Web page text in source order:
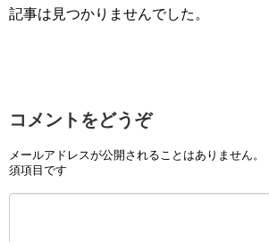
記事は見つかりませんでした。
コメントをどうぞ
メールアドレスが公開されることはありません。
須項目です